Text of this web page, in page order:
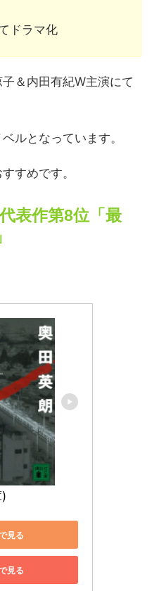
ドラマ化
＆内田有紀W主演にて
ルとなっています。
すめです。
表作第8位「最
見る
見る